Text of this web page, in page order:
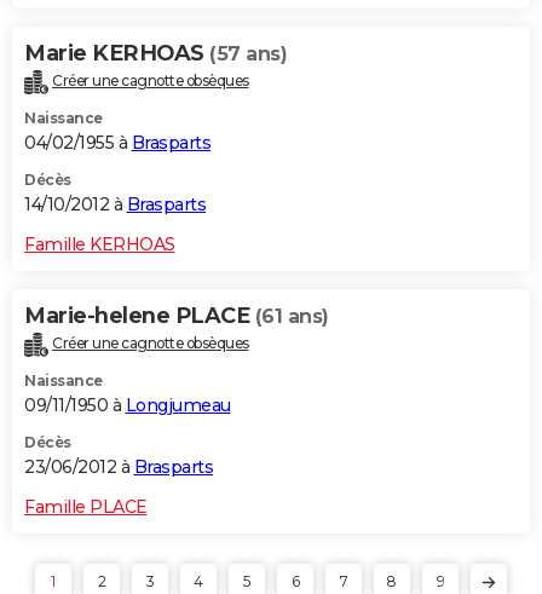
Marie KERHOAS (57 ans)
Créer une cagnotte obsèques
Naissance
04/02/1955 à Brasparts
Décès
14/10/2012 à Brasparts
Famille KERHOAS
Marie-helene PLACE (61 ans)
Créer une cagnotte obsèques
Naissance
09/11/1950 à Longjumeau
Décès
23/06/2012 à Brasparts
Famille PLACE
1 2 3 4 5 6 7 8 9